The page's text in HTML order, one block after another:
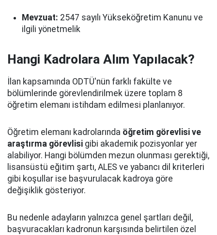
Mevzuat: 2547 sayılı Yükseköğretim Kanunu ve
ilgili yönetmelik
Hangi Kadrolara Alım Yapılacak?
İlan kapsamında ODTÜ'nün farklı fakülte ve
bölümlerinde görevlendirilmek üzere toplam 8
öğretim elemanı istihdam edilmesi planlanıyor.
Öğretim elemanı kadrolarında öğretim görevlisi ve
araştırma görevlisi gibi akademik pozisyonlar yer
alabiliyor. Hangi bölümden mezun olunması gerektiği,
lisansüstü eğitim şartı, ALES ve yabancı dil kriterleri
gibi koşullar ise başvurulacak kadroya göre
değişiklik gösteriyor.
Bu nedenle adayların yalnızca genel şartları değil,
başvuracakları kadronun karşısında belirtilen özel